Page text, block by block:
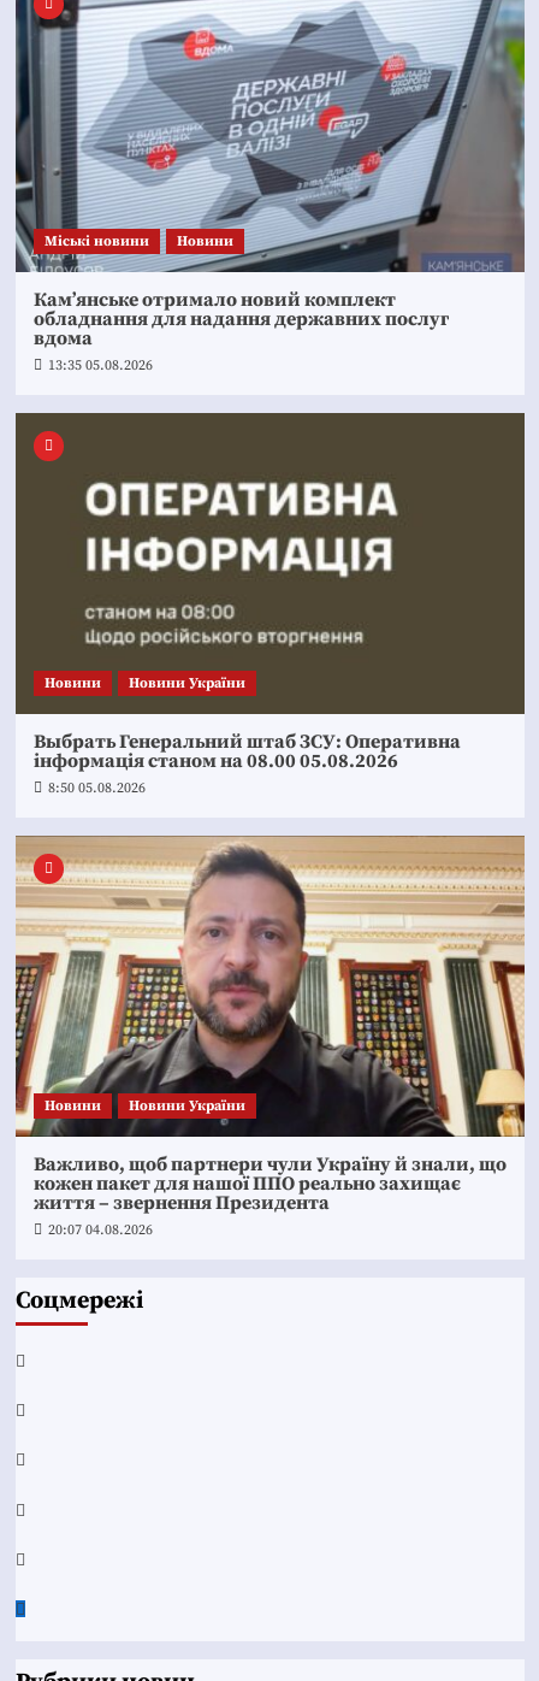
Mіські новини Новини
Кам’янське отримало новий комплект
обладнання для надання державних послуг
вдома
13:35 05.08.2026
Новини Новини України
Выбрать Генеральний штаб ЗСУ: Оперативна
інформація станом на 08.00 05.08.2026
8:50 05.08.2026
Новини Новини України
Важливо, щоб партнери чули Україну й знали, що
кожен пакет для нашої ППО реально захищає
життя – звернення Президента
20:07 04.08.2026
Соцмережі
Facebook
YouTube
Telegram
Instagram
Twitter
Google